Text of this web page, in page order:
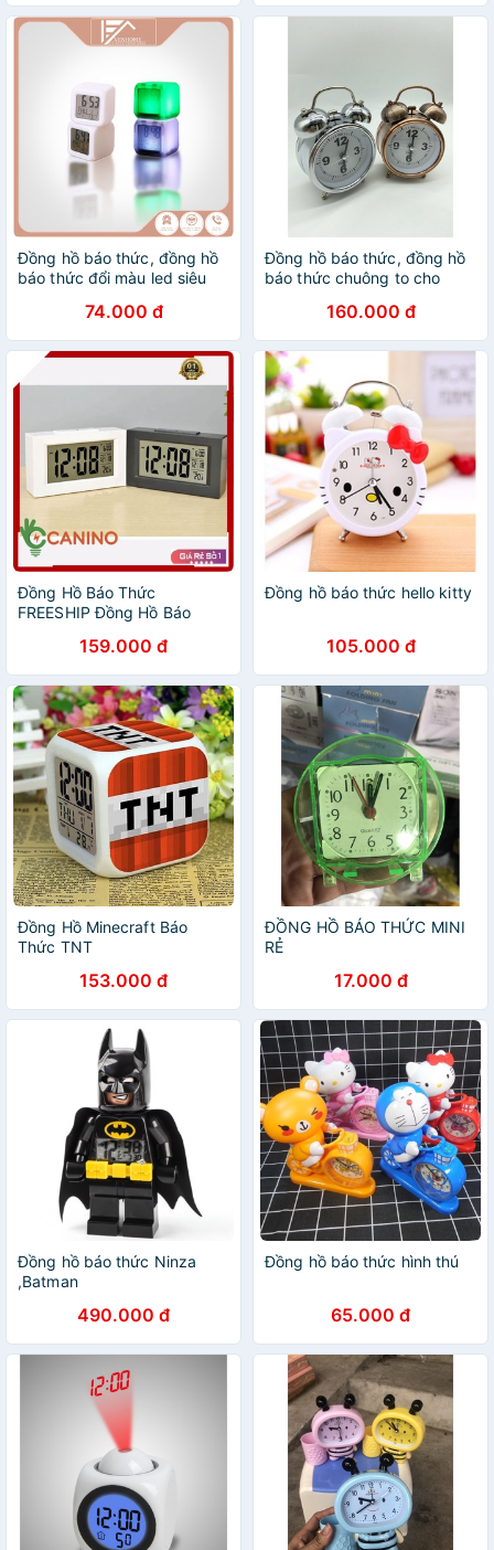
Đồng hồ báo thức, đồng hồ
báo thức đổi màu led siêu
74.000 đ
Đồng hồ báo thức, đồng hồ
báo thức chuông to cho
160.000 đ
Đồng Hồ Báo Thức
FREESHIP Đồng Hồ Báo
Trong Đêm V4159.000 đ
Đồng hồ báo thức hello kitty
105.000 đ
Đồng Hồ Minecraft Báo
Thức TNT
153.000 đ
ĐỒNG HỒ BÁO THỨC MINI
RẺ
17.000 đ
Đồng hồ báo thức Ninza
,Batman
490.000 đ
Đồng hồ báo thức hình thú
65.000 đ